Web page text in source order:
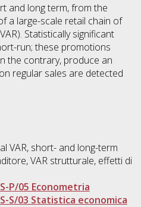
and long term, from the
a large-scale retail chain of
Statistically significant
run; these promotions
the contrary, produce an
regular sales are detected
VAR, short- and long-term
VAR strutturale, effetti di
P/05 Econometria
S/03 Statistica economica